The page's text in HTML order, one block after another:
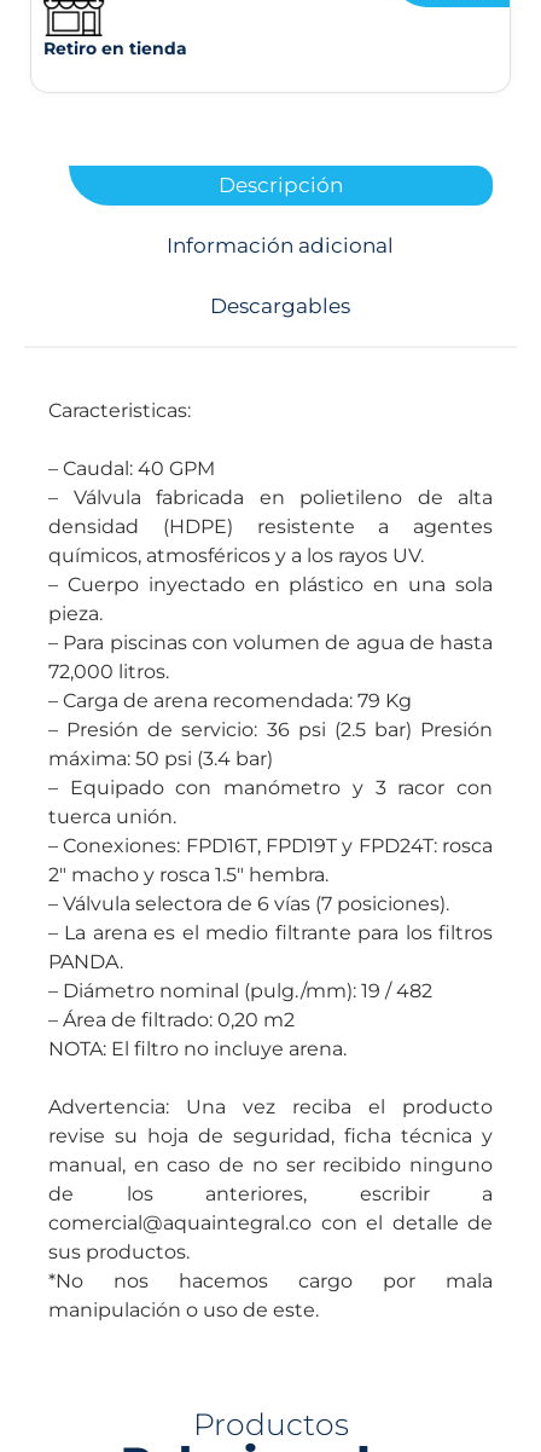
Retiro en tienda
Descripción
Información adicional
Descargables
Caracteristicas:
– Caudal: 40 GPM
– Válvula fabricada en polietileno de alta
densidad (HDPE) resistente a agentes
químicos, atmosféricos y a los rayos UV.
– Cuerpo inyectado en plástico en una sola
pieza.
– Para piscinas con volumen de agua de hasta
72,000 litros.
– Carga de arena recomendada: 79 Kg
– Presión de servicio: 36 psi (2.5 bar) Presión
máxima: 50 psi (3.4 bar)
– Equipado con manómetro y 3 racor con
tuerca unión.
– Conexiones: FPD16T, FPD19T y FPD24T: rosca
2″ macho y rosca 1.5″ hembra.
– Válvula selectora de 6 vías (7 posiciones).
– La arena es el medio filtrante para los filtros
PANDA.
– Diámetro nominal (pulg./mm): 19 / 482
– Área de filtrado: 0,20 m2
NOTA: El filtro no incluye arena.
Advertencia: Una vez reciba el producto
revise su hoja de seguridad, ficha técnica y
manual, en caso de no ser recibido ninguno
de los anteriores, escribir a
comercial@aquaintegral.co con el detalle de
sus productos.
*No nos hacemos cargo por mala
manipulación o uso de este.
Productos